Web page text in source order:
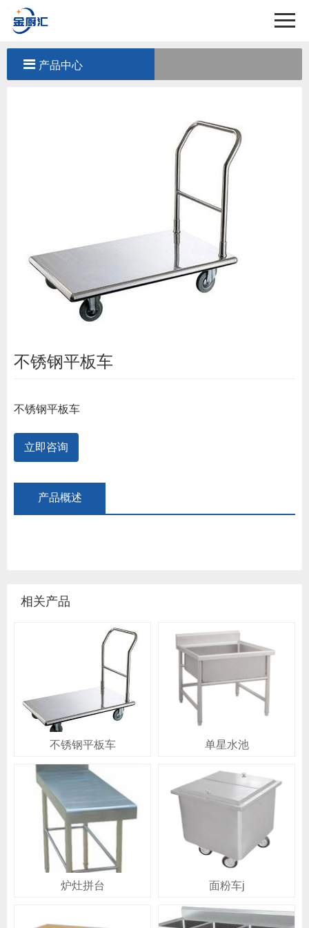
关于我们
产品中心
新闻中心
联系我们
产品中心
不锈钢平板车
不锈钢平板车
立即咨询
产品概述
相关产品
不锈钢平板车 单星水池
炉灶拼台 面粉车j